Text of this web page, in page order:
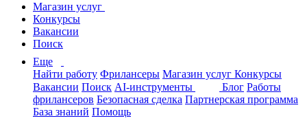
Магазин услуг
Конкурсы
Вакансии
Поиск
Еще
Найти работу Фрилансеры Магазин услуг Конкурсы
Вакансии Поиск AI-инструменты Блог Работы
фрилансеров Безопасная сделка Партнерская программа
База знаний Помощь